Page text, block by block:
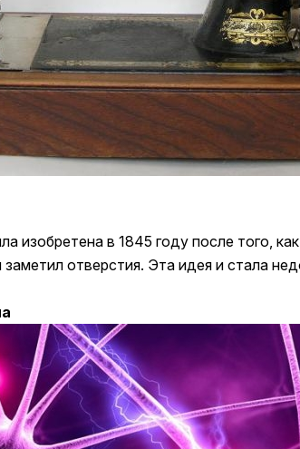
изобретена в 1845 году после того,
заметил отверстия. Эта идея и стала